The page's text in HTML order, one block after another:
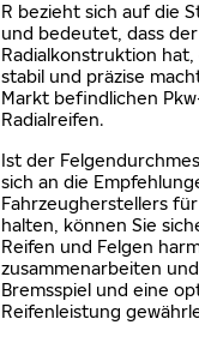
R bezieht sich auf die
und bedeutet, dass
Radialkonstruktion hat,
stabil und präzise
Markt befindlichen
Radialreifen.
Ist der
sich an die
Fahrzeugherstellers
halten, können Sie
Reifen und Felgen
zusammenarbeiten
Bremsspiel und eine
Reifenleistung